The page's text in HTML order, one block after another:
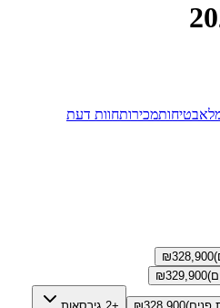
בטיחותמכירותחוות דעת
₪328,900
₪329,900